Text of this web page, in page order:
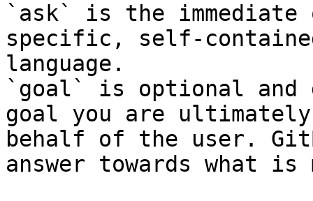
`ask` is the
specific, self-
language.
`goal` is optional and
goal you are
behalf of the user.
answer towards what